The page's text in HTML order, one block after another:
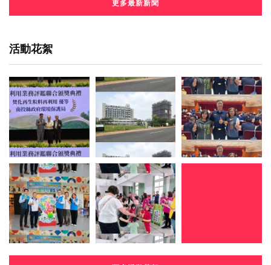
更多最新新聞
活動花絮